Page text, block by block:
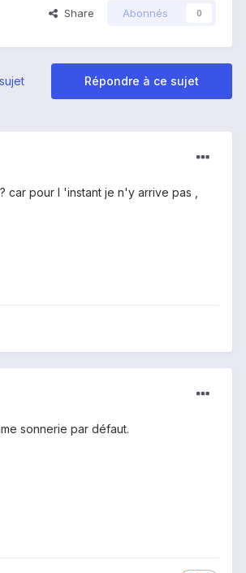
Share Abonnés 0
Répondre à ce sujet
pour l 'instant je n'y arrive pas ,
sonnerie par défaut.